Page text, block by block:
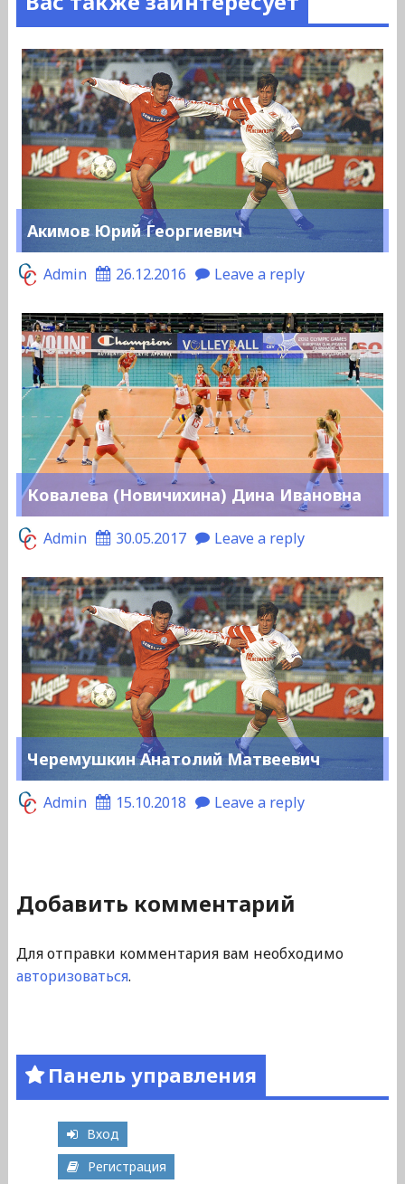
Акимов Юрий Георгиевич
Admin 26.12.2016 Leave a reply
Ковалева (Новичихина) Дина Ивановна
Admin 30.05.2017 Leave a reply
Черемушкин Анатолий Матвеевич
Admin 15.10.2018 Leave a reply
Добавить комментарий
Для отправки комментария вам необходимо
авторизоваться.
Панель управления
Вход
Регистрация